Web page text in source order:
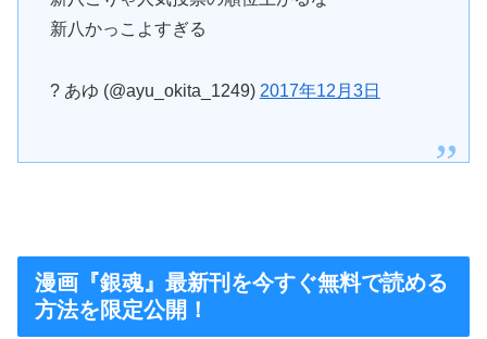
新八かっこよすぎる
? あゆ (@ayu_okita_1249) 2017年12月3日
漫画『銀魂』最新刊を今すぐ無料で読める
方法を限定公開！